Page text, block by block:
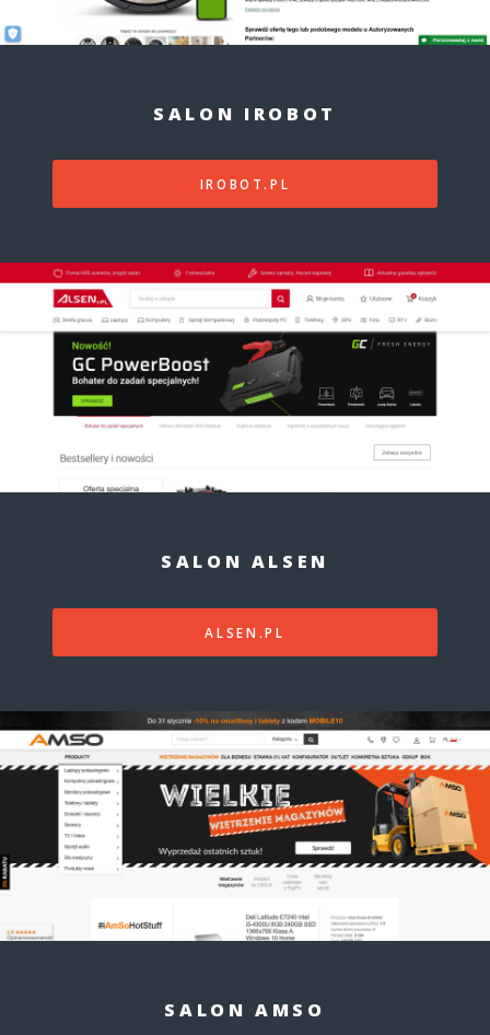
SALON IROBOT
IROBOT.PL
SALON ALSEN
ALSEN.PL
SALON AMSO